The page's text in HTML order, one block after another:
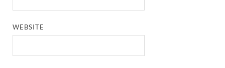
WEBSITE